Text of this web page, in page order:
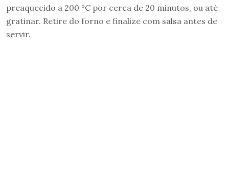
preaquecido a 200 °C por cerca de 20 minutos, ou até
gratinar. Retire do forno e finalize com salsa antes de
servir.